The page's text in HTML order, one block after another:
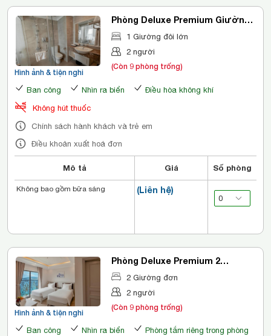
Hình ảnh & tiện nghi
Phòng Deluxe Premium Giường
đôi - Nhìn ra Biển
1 Giường đôi lớn
2 người
(Còn 9 phòng trống)
Ban công Nhìn ra biển
Điều hòa không khí
Không hút thuốc
Chính sách hành khách và trẻ em
Điều khoản xuất hoá đơn
Mô tả Giá Số phòng
(Liên hệ)
Không bao gồm bữa sáng
Hình ảnh & tiện nghi
Phòng Deluxe Premium 2
Giường đơn - Nhìn ra biển
2 Giường đơn
2 người
(Còn 9 phòng trống)
Ban công Nhìn ra biển
Phòng tắm riêng trong phòng